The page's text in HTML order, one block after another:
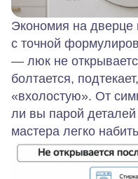
Экономия на дверце
с точной
— люк не
болтается,
«вхолостую». От
ли вы парой деталей
мастера легко